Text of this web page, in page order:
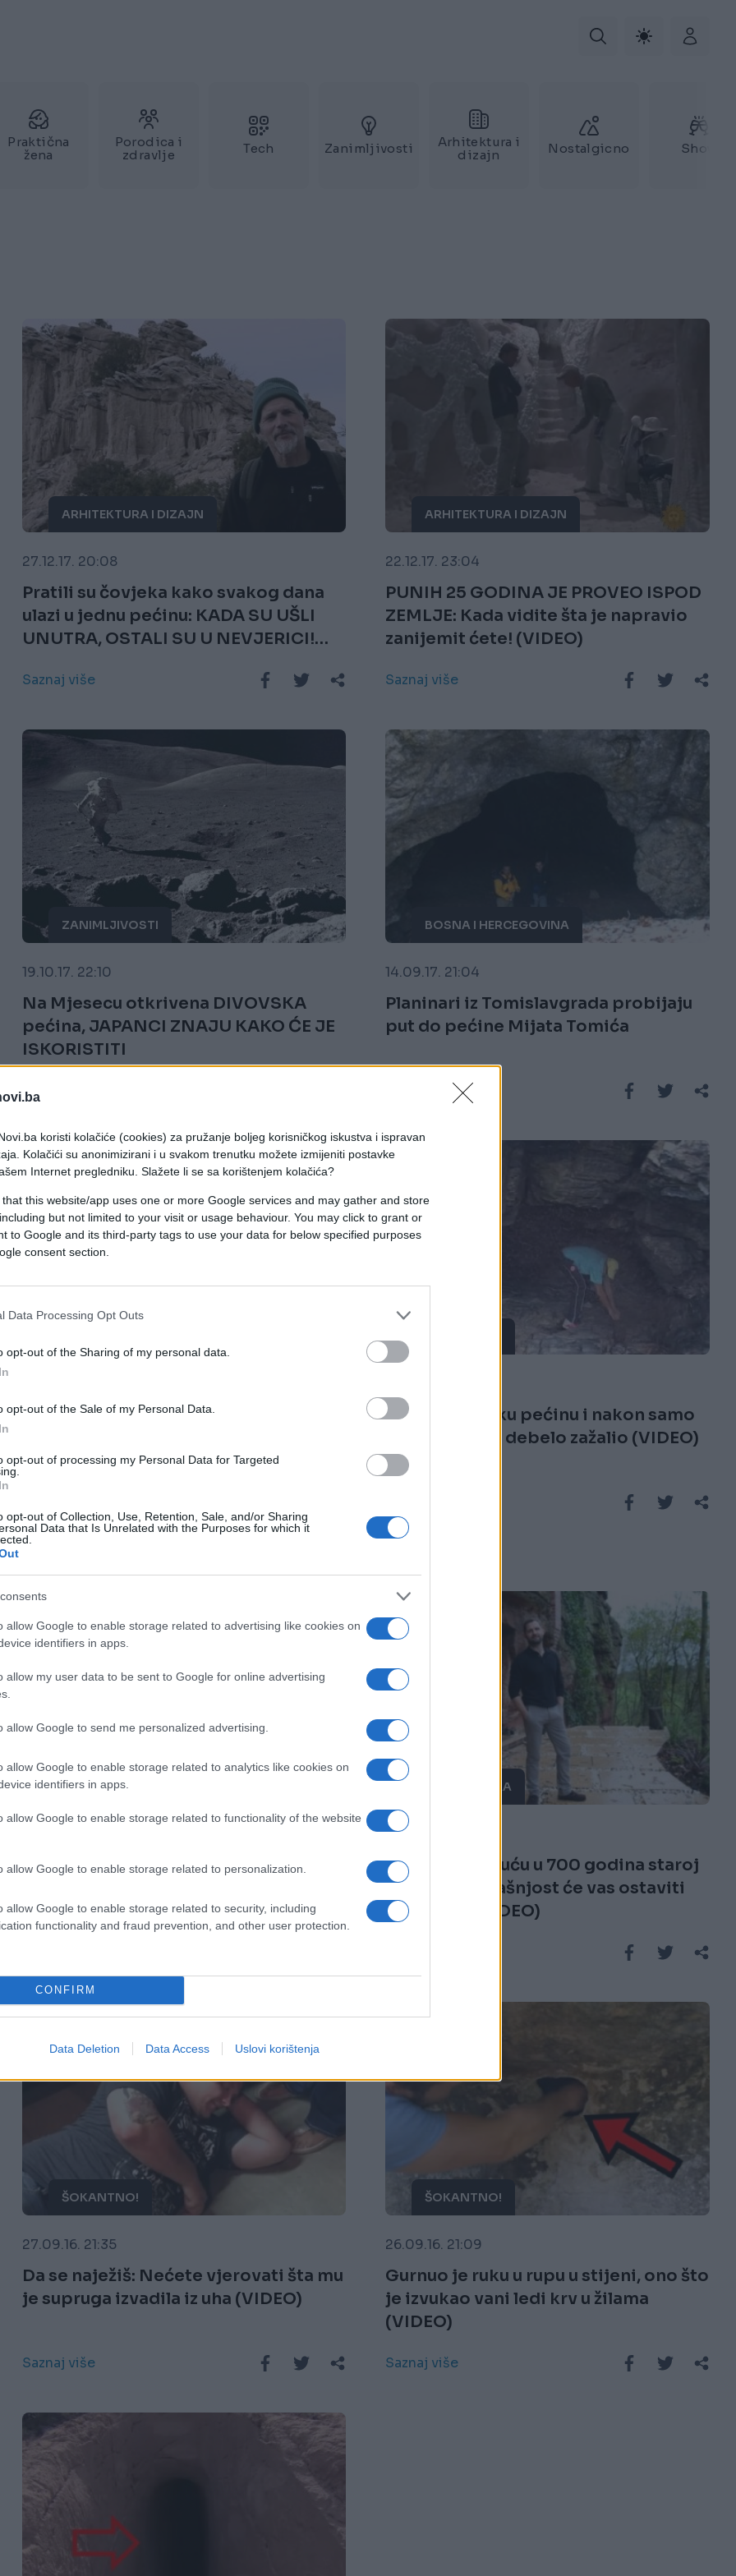
koristi kolačiće (cookies) za pružanje boljeg korisničkog iskustva i ispravan
Kolačići su anonimizirani i u svakom trenutku možete izmijeniti postavke
Internet pregledniku. Slažete li se sa korištenjem kolačića?
that this website/app uses one or more Google services and may gather and store
but not limited to your visit or usage behaviour. You may click to grant or
to Google and its third-party tags to use your data for below specified purposes
consent section.
Data Processing Opt Outs
opt-out of the Sharing of my personal data.
opt-out of the Sale of my Personal Data.
opt-out of processing my Personal Data for Targeted
opt-out of Collection, Use, Retention, Sale, and/or Sharing
Data that Is Unrelated with the Purposes for which it
allow Google to enable storage related to advertising like cookies on
identifiers in apps.
allow my user data to be sent to Google for online advertising
allow Google to send me personalized advertising.
allow Google to enable storage related to analytics like cookies on
identifiers in apps.
allow Google to enable storage related to functionality of the website
allow Google to enable storage related to personalization.
allow Google to enable storage related to security, including
functionality and fraud prevention, and other user protection.
CONFIRM
Data Deletion Data Access Uslovi korištenja
Praktična
žena
Porodica i
zdravlje
Tech Zanimljivosti
Arhitektura i
dizajn
Nostalgicno Show
ARHITEKTURA I DIZAJN
27.12.17. 20:08
Pratili su čovjeka kako svakog dana
ulazi u jednu pećinu: KADA SU UŠLI
UNUTRA, OSTALI SU U NEVJERICI!
Saznaj više
ARHITEKTURA I DIZAJN
22.12.17. 23:04
PUNIH 25 GODINA JE PROVEO ISPOD
ZEMLJE: Kada vidite šta je napravio
zanijemit ćete! (VIDEO)
Saznaj više
ZANIMLJIVOSTI
19.10.17. 22:10
Na Mjesecu otkrivena DIVOVSKA
pećina, JAPANCI ZNAJU KAKO ĆE JE
ISKORISTITI
Saznaj više
BOSNA I HERCEGOVINA
14.09.17. 21:04
Planinari iz Tomislavgrada probijaju
put do pećine Mijata Tomića
Saznaj više
Postavili su kameru ispred pećine a
teksta (VIDEO)
Ušao je u veliku pećinu i nakon samo
par trenutaka debelo zažalio (VIDEO)
VIDEO
Izgleda kao obična mala kućica, no
oduševit ćete se (VIDEO)
ARHITEKTURA
27.10.16. 21:07
Napravio je kuću u 700 godina staroj
pećini: Unutrašnjost će vas ostaviti
bez riječi! (VIDEO)
ŠOKANTNO!
27.09.16. 21:35
Da se naježiš: Nećete vjerovati šta mu
je supruga izvadila iz uha (VIDEO)
Saznaj više
ŠOKANTNO!
26.09.16. 21:09
Gurnuo je ruku u rupu u stijeni, ono što
je izvukao vani ledi krv u žilama
(VIDEO)
Saznaj više